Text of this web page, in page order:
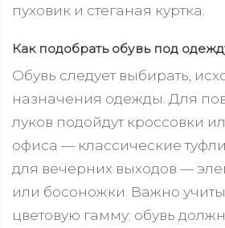
пуховик и стеганая куртка.
Как подобрать обувь под
Обувь следует выбирать,
назначения одежды. Для
луков подойдут кроссовки
офиса — классические
для вечерних выходов —
или босоножки. Важно
цветовую гамму: обувь